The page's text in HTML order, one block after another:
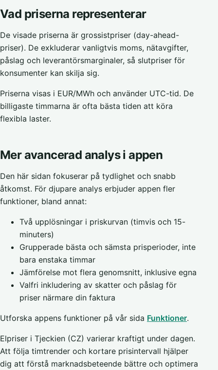
Vad priserna representerar
De visade priserna är grossistpriser (day-ahead-
priser). De exkluderar vanligtvis moms, nätavgifter,
påslag och leverantörsmarginaler, så slutpriser för
konsumenter kan skilja sig.
Priserna visas i EUR/MWh och använder UTC-tid. De
billigaste timmarna är ofta bästa tiden att köra
flexibla laster.
Mer avancerad analys i appen
Den här sidan fokuserar på tydlighet och snabb
åtkomst. För djupare analys erbjuder appen fler
funktioner, bland annat:
Två upplösningar i priskurvan (timvis och 15-
minuters)
Grupperade bästa och sämsta prisperioder, inte
bara enstaka timmar
Jämförelse mot flera genomsnitt, inklusive egna
Valfri inkludering av skatter och påslag för
priser närmare din faktura
Utforska appens funktioner på vår sida Funktioner.
Elpriser i Tjeckien (CZ) varierar kraftigt under dagen.
Att följa timtrender och kortare prisintervall hjälper
dig att förstå marknadsbeteende bättre och optimera